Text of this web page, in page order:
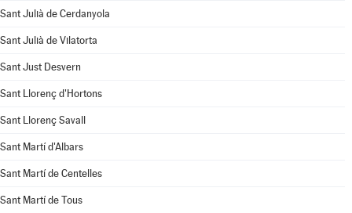
Sant Julià de Cerdanyola
Sant Julià de Vilatorta
Sant Just Desvern
Sant Llorenç d'Hortons
Sant Llorenç Savall
Sant Martí d'Albars
Sant Martí de Centelles
Sant Martí de Tous